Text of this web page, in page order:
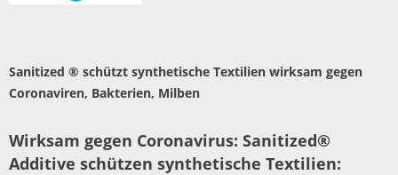
Sanitized ® schützt synthetische Textilien wirksam gegen
Coronaviren, Bakterien, Milben
Wirksam gegen Coronavirus: Sanitized®
Additive schützen synthetische Textilien: